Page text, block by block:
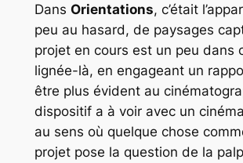
Dans Orientations, c’était
peu au hasard, de paysages
projet en cours est un peu dans
lignée-là, en engageant un
être plus évident au
dispositif a à voir avec un
au sens où quelque chose
projet pose la question de la